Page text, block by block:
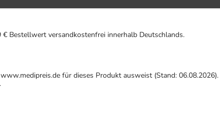
€ Bestellwert versandkostenfrei innerhalb Deutschlands.
für dieses Produkt ausweist (Stand: